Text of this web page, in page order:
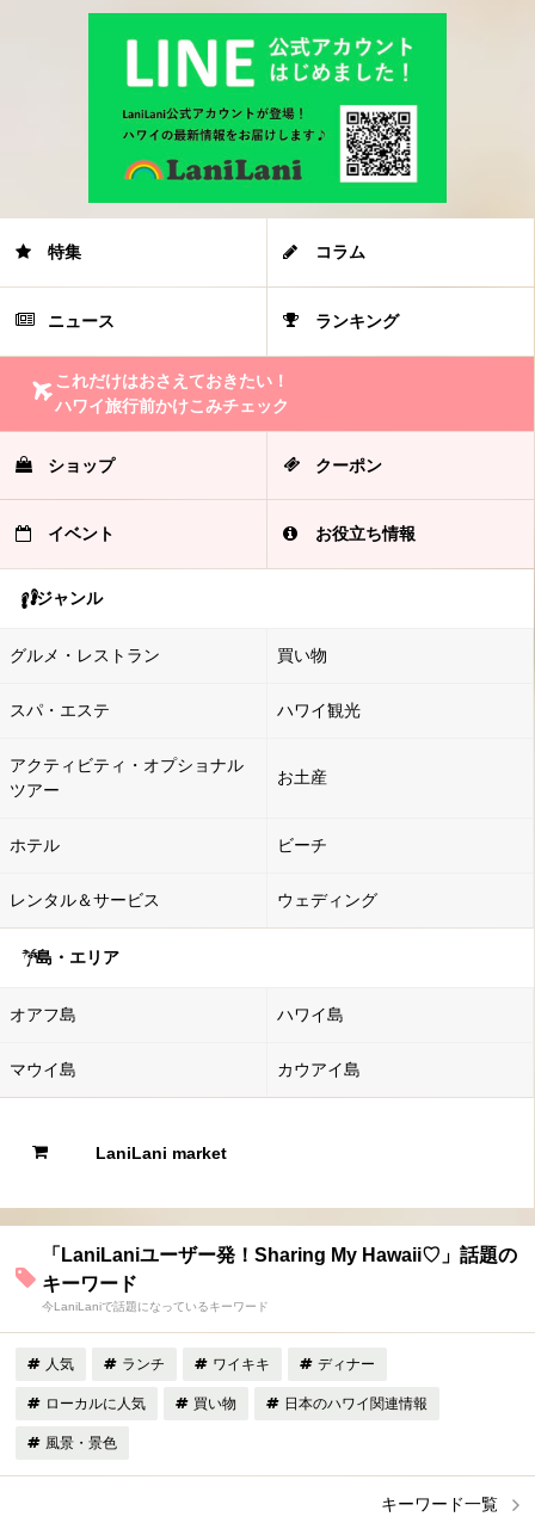
特集 コラム
ニュース ランキング
これだけはおさえておきたい！
ハワイ旅行前かけこみチェック
ショップ クーポン
イベント お役立ち情報
ジャンル
グルメ・レストラン 買い物
スパ・エステ ハワイ観光
アクティビティ・オプショナル
ツアー
お土産
ホテル ビーチ
レンタル＆サービス ウェディング
島・エリア
オアフ島 ハワイ島
マウイ島 カウアイ島
LaniLani market
「LaniLaniユーザー発！Sharing My Hawaii♡」話題の
キーワード
今LaniLaniで話題になっているキーワード
人気 ランチ ワイキキ ディナー
ローカルに人気 買い物 日本のハワイ関連情報
風景・景色
キーワード一覧